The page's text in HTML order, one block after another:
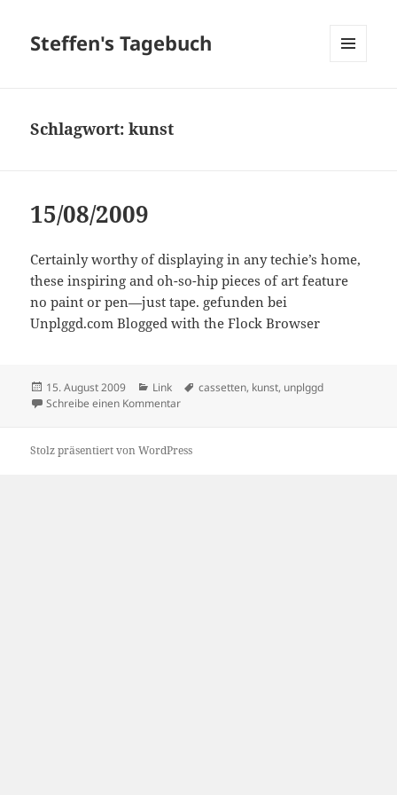
Steffen's Tagebuch
Schlagwort:kunst
15/08/2009
Certainly worthy of displaying in any techie’s home,
these inspiring and oh-so-hip pieces of art feature
no paint or pen—just tape. gefunden bei
Unplggd.com Blogged with the Flock Browser
Veröffentlicht
am
15. August 2009 Kategorien
Link Schlagwörter
cassetten, kunst, unplggd
Schreibe einen Kommentarzu 15/08/2009
Stolz präsentiert von WordPress